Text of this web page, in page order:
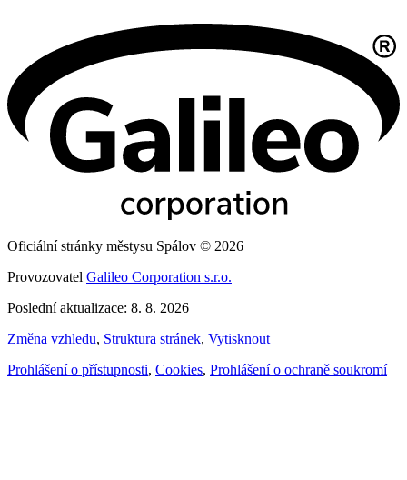
Oficiální stránky městysu Spálov © 2026
Provozovatel Galileo Corporation s.r.o.
Poslední aktualizace: 8. 8. 2026
Změna vzhledu, Struktura stránek, Vytisknout
Prohlášení o přístupnosti, Cookies, Prohlášení o ochraně soukromí